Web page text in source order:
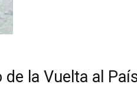
la Vuelta al